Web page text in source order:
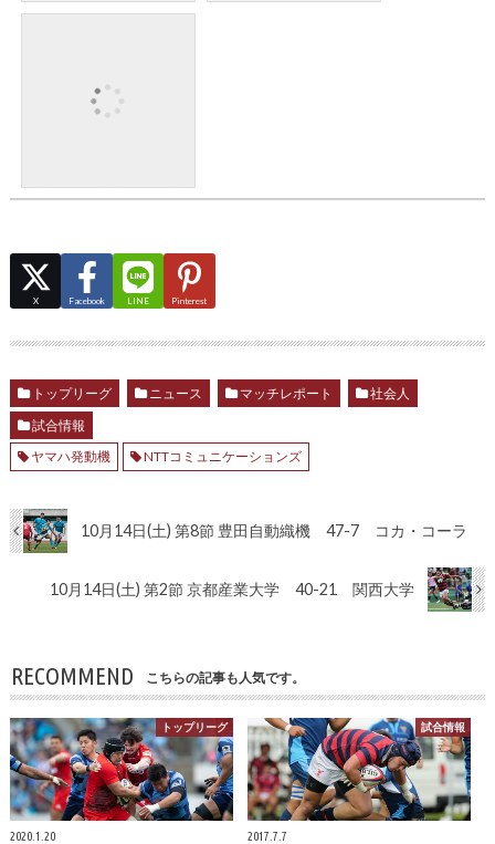
X Facebook LINE Pinterest
トップリーグ ニュース マッチレポート
社会人
試合情報
ヤマハ発動機
NTTコミュニケーションズ
10月14日(土) 第8節 豊田自動織機 47-7 コカ・コーラ
10月14日(土) 第2節 京都産業大学 40-21 関西大学
RECOMMEND こちらの記事も人気です。
トップリーグ
2020.1.20
試合情報
2017.7.7